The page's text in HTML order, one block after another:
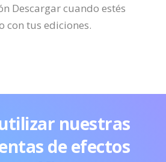
Descargar cuando estés
con tus ediciones.
nuestras
de efectos